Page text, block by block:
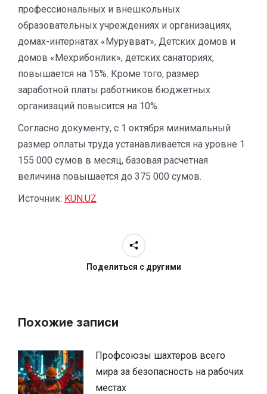
профессиональных и внешкольных
образовательных учреждениях и организациях,
домах-интернатах «Мурувват», Детских домов и
домов «Мехрибонлик», детских санаториях,
повышается на 15%. Кроме того, размер
заработной платы работников бюджетных
организаций повысится на 10%.
Согласно документу, с 1 октября минимальный
размер оплаты труда устанавливается на уровне 1
155 000 сумов в месяц, базовая расчетная
величина повышается до 375 000 сумов.
Источник: KUN.UZ
Поделиться с другими
Похожие записи
Профсоюзы шахтеров всего
мира за безопасность на рабочих
местах